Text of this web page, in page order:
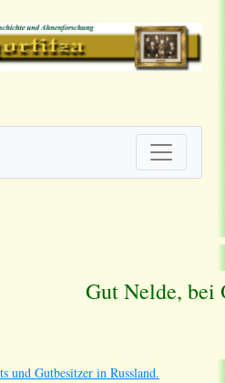
Gut Nelde, bei
und Gutbesitzer in Russland.